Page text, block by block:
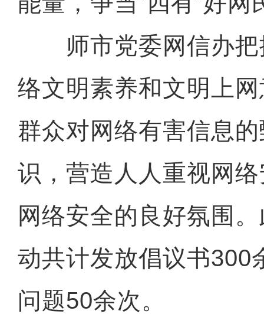
师市党委网信办把
络文明素养和文明上
群众对网络有害信息
识，营造人人重视网
网络安全的良好氛围
动共计发放倡议书300
问题50余次。